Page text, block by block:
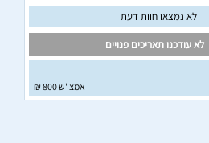
לא נמצאו חוות דעת
לא עודכנו תאריכים פנויים
אמצ"ש 800 ₪